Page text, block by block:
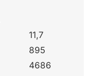
11,7
895
4686